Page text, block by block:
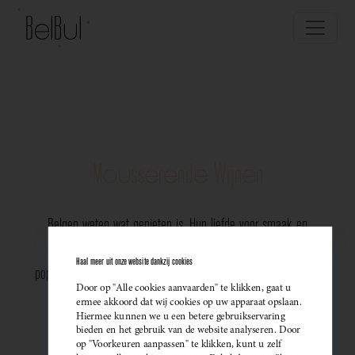
Belgen weten wat genieten is. Hun liefde voor smaak en
populariteit van Belgische mousserende wijnen. Meer dan ooit
kiezen ze bewust voor lokale bubbels — ideaal als
sprankelend aperitief of als verfijnde match bij een
gastronomisch diner. Santé!
Haal meer uit onze website dankzij cookies
Door op "Alle cookies aanvaarden" te klikken, gaat u
ermee akkoord dat wij cookies op uw apparaat opslaan.
Hiermee kunnen we u een betere gebruikservaring
bieden en het gebruik van de website analyseren. Door
op "Voorkeuren aanpassen" te klikken, kunt u zelf